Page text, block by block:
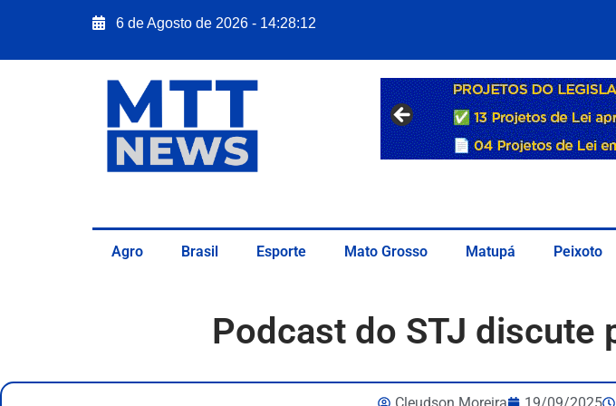
6 de Agosto de 2026 - 14:28:13
Agro Brasil Esporte Mato Grosso Matupá Peixoto
Podcast do STJ discute
Cleudson Moreira 19/09/2025